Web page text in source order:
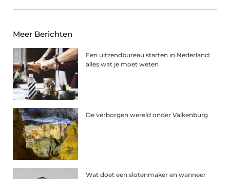
Meer Berichten
Een uitzendbureau starten in Nederland:
alles wat je moet weten
De verborgen wereld onder Valkenburg
Wat doet een slotenmaker en wanneer